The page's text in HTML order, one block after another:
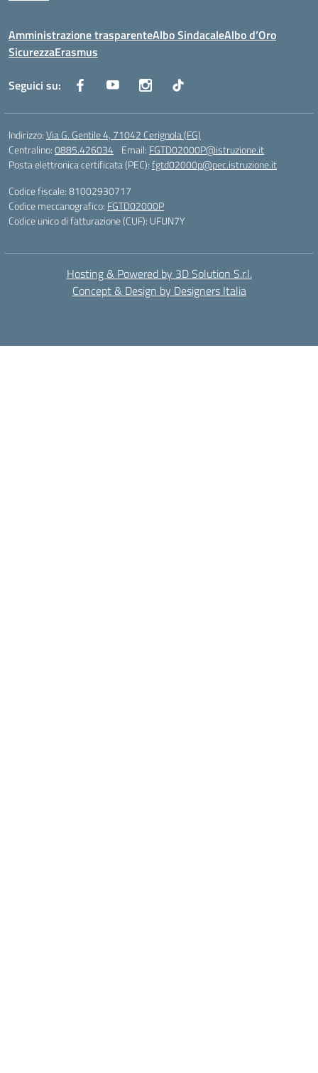
Amministrazione trasparenteAlbo SindacaleAlbo d’Oro
SicurezzaErasmus
Seguici su:
Indirizzo:Via G. Gentile 4, 71042 Cerignola (FG)
Centralino:0885.426034 Email: FGTD02000P@istruzione.it
Posta elettronica certificata (PEC):fgtd02000p@pec.istruzione.it
Codice fiscale: 81002930717
Codice meccanografico: FGTD02000P
Codice unico di fatturazione (CUF): UFUN7Y
Hosting & Powered by 3D Solution S.r.l.
Concept & Design by Designers Italia